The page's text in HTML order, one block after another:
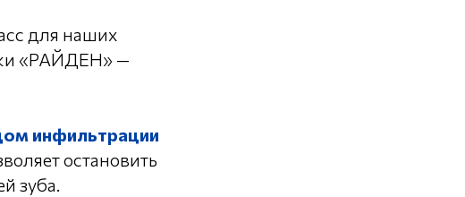
для наших
«РАЙДЕН» —
инфильтрации
остановить
зуба.